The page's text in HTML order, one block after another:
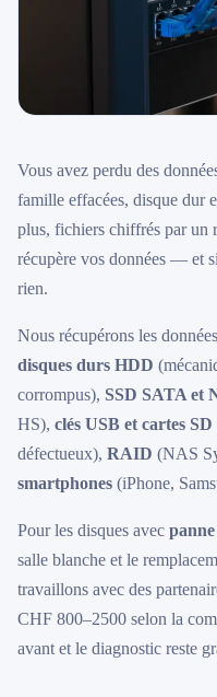
Vous avez perdu des
famille effacées, disque dur
plus, fichiers chiffrés par un
récupère vos données — et
rien.
Nous récupérons les
disques durs HDD
corrompus), SSD SATA et
HS), clés USB et cartes SD
défectueux), RAID (NAS
smartphones (iPhone,
Pour les disques avec
salle blanche et le
travaillons avec des
CHF 800–2500 selon la
avant et le diagnostic reste